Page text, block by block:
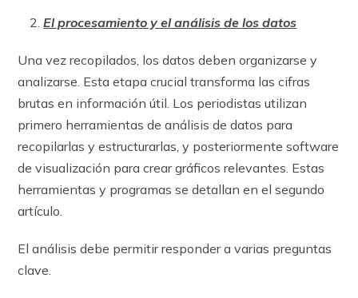
El procesamiento y el análisis de los datos
Una vez recopilados, los datos deben organizarse y
analizarse. Esta etapa crucial transforma las cifras
brutas en información útil. Los periodistas utilizan
primero herramientas de análisis de datos para
recopilarlas y estructurarlas, y posteriormente software
de visualización para crear gráficos relevantes. Estas
herramientas y programas se detallan en el segundo
artículo.
El análisis debe permitir responder a varias preguntas
clave.